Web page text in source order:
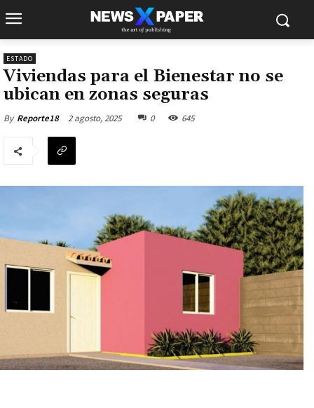
ESTADO
Viviendas para el Bienestar no se
ubican en zonas seguras
By Reporte18 2 agosto, 2025 0 645